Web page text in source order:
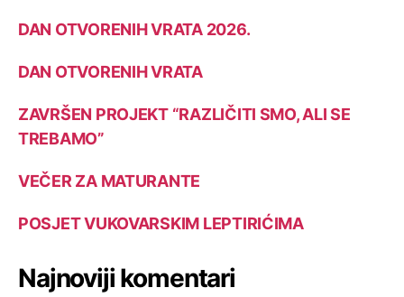
DAN OTVORENIH VRATA 2026.
DAN OTVORENIH VRATA
ZAVRŠEN PROJEKT “RAZLIČITI SMO, ALI SE
TREBAMO”
VEČER ZA MATURANTE
POSJET VUKOVARSKIM LEPTIRIĆIMA
Najnoviji komentari